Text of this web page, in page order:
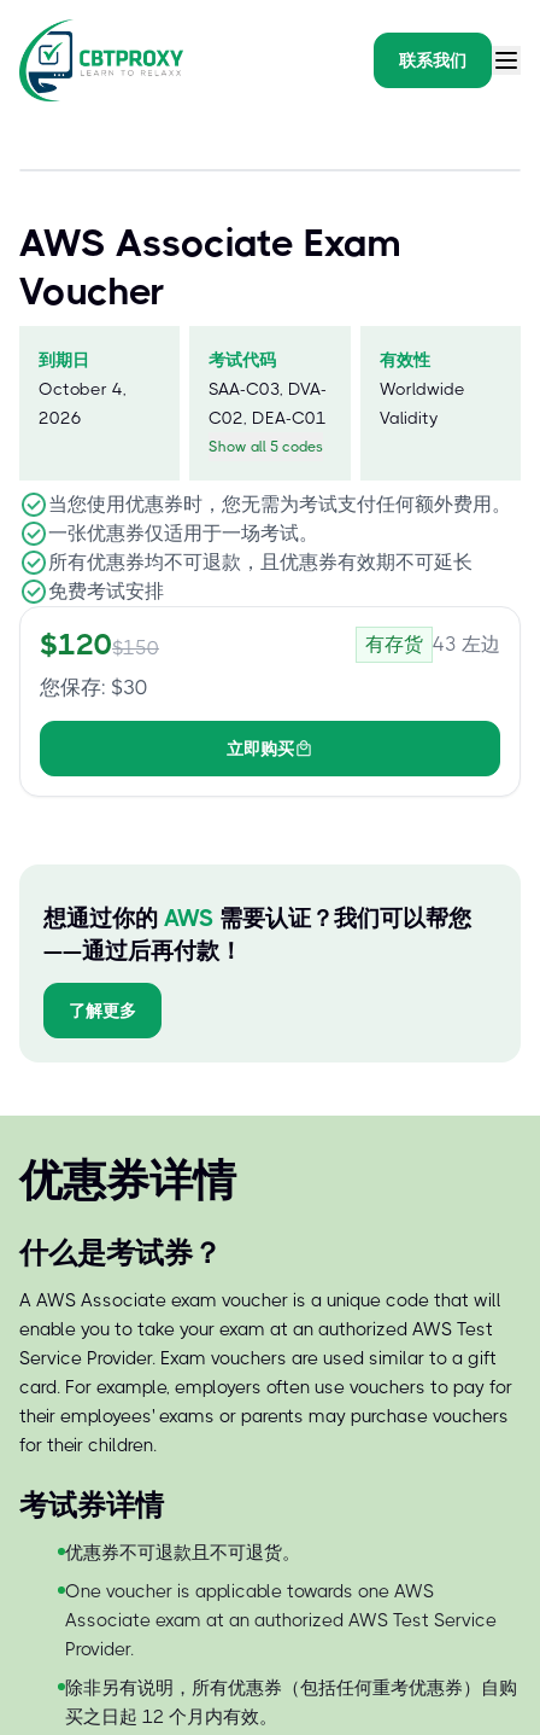
联系我们
AWS Associate Exam
Voucher
到期日
October 4,
2026
考试代码
SAA-C03, DVA-
C02, DEA-C01
Show all 5 codes
有效性
Worldwide
Validity
当您使用优惠券时，您无需为考试支付任何额外费用。
一张优惠券仅适用于一场考试。
所有优惠券均不可退款，且优惠券有效期不可延长
免费考试安排
$120$150 有存货 43 左边
您保存: $30
立即购买
想通过你的 AWS 需要认证？我们可以帮您
——通过后再付款！
了解更多
优惠券详情
什么是考试券？
A AWS Associate exam voucher is a unique code that will
enable you to take your exam at an authorized AWS Test
Service Provider. Exam vouchers are used similar to a gift
card. For example, employers often use vouchers to pay for
their employees' exams or parents may purchase vouchers
for their children.
考试券详情
优惠券不可退款且不可退货。
One voucher is applicable towards one AWS
Associate exam at an authorized AWS Test Service
Provider.
除非另有说明，所有优惠券（包括任何重考优惠券）自购
买之日起 12 个月内有效。